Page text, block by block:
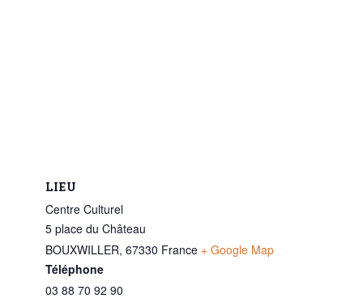
LIEU
Centre Culturel
5 place du Château
BOUXWILLER, 67330 France + Google Map
Téléphone
03 88 70 92 90